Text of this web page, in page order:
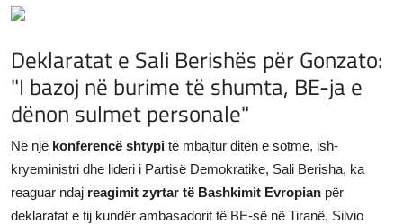
SPORT
SHENDETI
JETA
Gallery
Shqip
Deklaratat e Sali Berishës për Gonzato:
"I bazoj në burime të shumta, BE-ja e
dënon sulmet personale"
Në një konferencë shtypi të mbajtur ditën e sotme, ish-
kryeministri dhe lideri i Partisë Demokratike, Sali Berisha, ka
reaguar ndaj reagimit zyrtar të Bashkimit Evropian për
deklaratat e tij kundër ambasadorit të BE-së në Tiranë, Silvio